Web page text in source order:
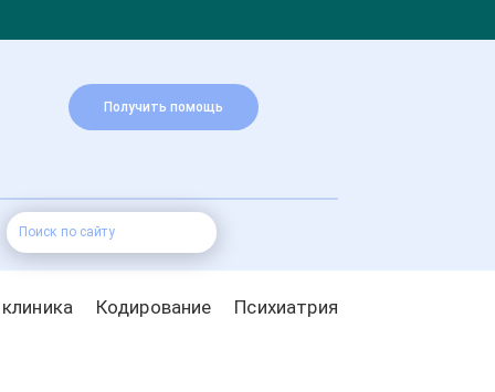
Получить помощь
Кодирование Психиатрия